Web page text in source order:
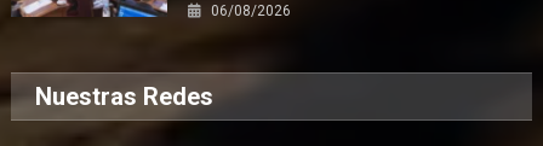
06/08/2026
Nuestras Redes